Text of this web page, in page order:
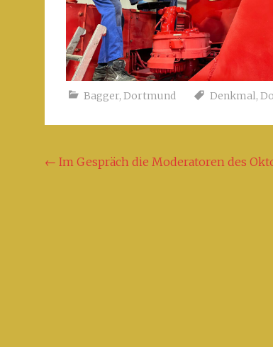
Bagger, Dortmund Denkmal,
Beitragsnavigation
← Im Gespräch die Moderatoren des